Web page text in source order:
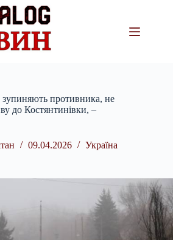
противника, не
до Костянтинівки, –
09.04.2026 Україна